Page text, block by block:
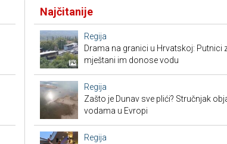
Najčitanije
Regija
Drama na granici u Hrvatskoj: Putnici
mještani im donose vodu
Regija
Zašto je Dunav sve plići? Stručnjak
vodama u Evropi
Regija